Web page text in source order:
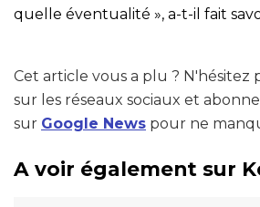
quelle éventualité », a-t-il fait
Cet article vous a plu ? N'hésitez
sur les réseaux sociaux et
sur Google News pour ne
A voir également sur